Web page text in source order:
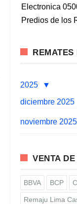
Electronica
Predios de los
2025
diciembre 2025
noviembre 2025
VENTA
BBVA BCP
Remaju Lima